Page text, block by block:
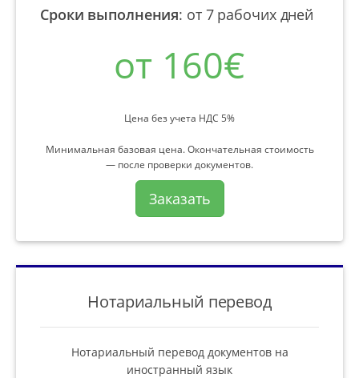
Сроки выполнения: от 7 рабочих дней
от 160€
Цена без учета НДС 5%
Минимальная базовая цена. Окончательная стоимость
— после проверки документов.
Заказать
Нотариальный перевод
Нотариальный перевод документов на
иностранный язык